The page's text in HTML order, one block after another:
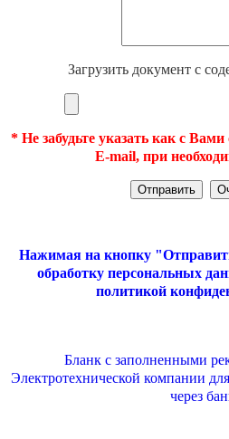
Загрузить документ с
* Не забудьте указать как с
E-mail, при
Нажимая на кнопку
обработку персональных
политикой
Бланк с заполненными
Электротехнической компании
через